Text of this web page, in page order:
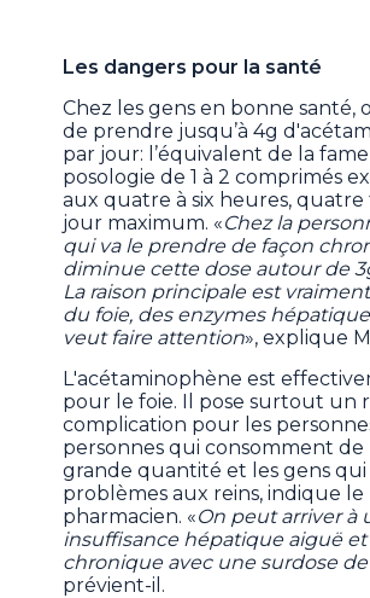
Les dangers pour la santé
Chez les gens en bonne santé,
de prendre jusqu’à 4g
par jour: l’équivalent de la
posologie de 1 à 2 comprimés
aux quatre à six heures, quatre
jour maximum. «Chez la
qui va le prendre de façon
diminue cette dose autour de
La raison principale est
du foie, des enzymes
veut faire attention», explique
L'acétaminophène est
pour le foie. Il pose surtout un
complication pour les
personnes qui consomment de
grande quantité et les gens
problèmes aux reins, indique le
pharmacien. «On peut arriver à
insuffisance hépatique aiguë
chronique avec une surdose
prévient-il.